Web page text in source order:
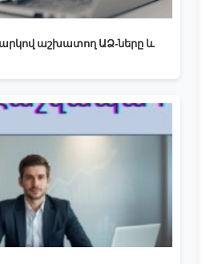
աշխատող ԱՁ-ները և